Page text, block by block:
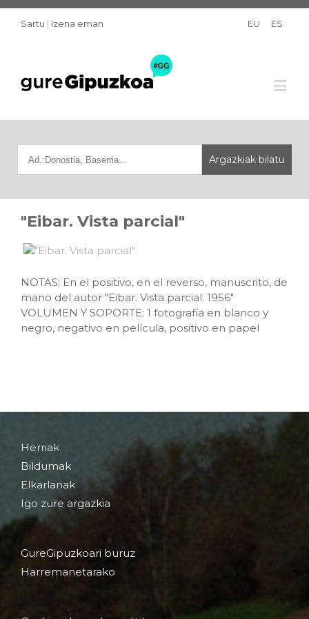
Sartu | Izena eman EU ES
"Eibar. Vista parcial"
NOTAS: En el positivo, en el reverso, manuscrito, de
mano del autor "Eibar. Vista parcial. 1956"
VOLUMEN Y SOPORTE: 1 fotografía en blanco y
negro, negativo en película, positivo en papel
Herriak
Bildumak
Elkarlanak
Igo zure argazkia
GureGipuzkoari buruz
Harremanetarako